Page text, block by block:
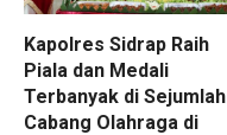
Kapolres Sidrap Raih
Piala dan Medali
Terbanyak di Sejumlah
Cabang Olahraga di